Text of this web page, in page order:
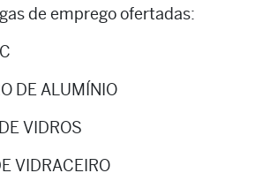
de emprego ofertadas:
DE ALUMÍNIO
VIDROS
VIDRACEIRO